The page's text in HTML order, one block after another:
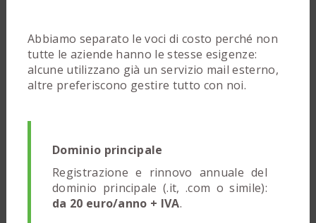
Abbiamo separato le voci di costo perché non
tutte le aziende hanno le stesse esigenze:
alcune utilizzano già un servizio mail esterno,
altre preferiscono gestire tutto con noi.
Dominio principale
Registrazione e rinnovo annuale del
dominio principale (.it, .com o simile):
da 20 euro/anno + IVA.